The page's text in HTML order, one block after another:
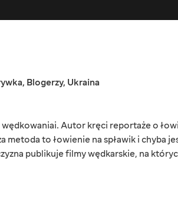
, Blogerzy, Ukraina
wędkowaniai. Autor kręci reportaże o
metoda to łowienie na spławik i chyba
publikuje filmy wędkarskie, na